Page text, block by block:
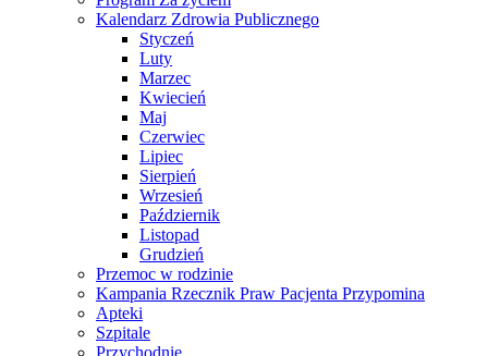
Kalendarz Zdrowia Publicznego
Styczeń
Luty
Marzec
Kwiecień
Maj
Czerwiec
Lipiec
Sierpień
Wrzesień
Październik
Listopad
Grudzień
Przemoc w rodzinie
Kampania Rzecznik Praw Pacjenta Przypomina
Apteki
Szpitale
Przychodnie